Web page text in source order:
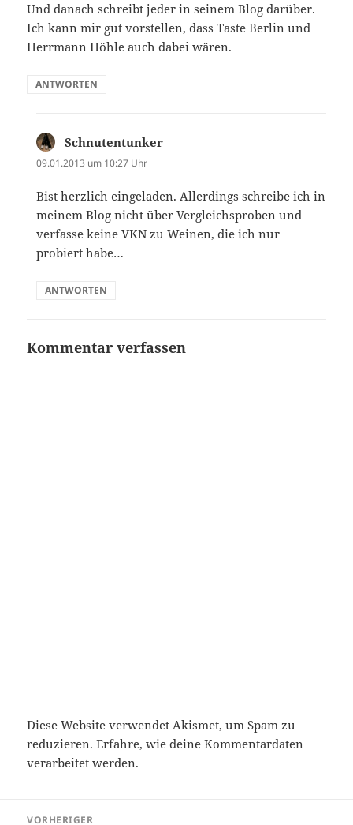
Und danach schreibt jeder in seinem Blog darüber.
Ich kann mir gut vorstellen, dass Taste Berlin und
Herrmann Höhle auch dabei wären.
ANTWORTEN
Schnutentunker
09.01.2013 um 10:27 Uhr
Bist herzlich eingeladen. Allerdings schreibe ich in
meinem Blog nicht über Vergleichsproben und
verfasse keine VKN zu Weinen, die ich nur
probiert habe…
ANTWORTEN
Kommentar verfassen
Diese Website verwendet Akismet, um Spam zu
reduzieren.Erfahre, wie deine Kommentardaten
verarbeitet werden.
VORHERIGER